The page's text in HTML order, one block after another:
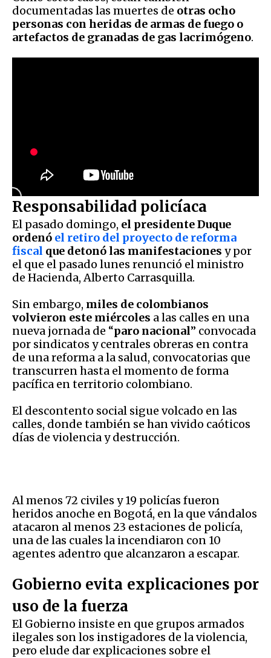
documentadas las muertes de otras ocho
personas con heridas de armas de fuego o
artefactos de granadas de gas lacrimógeno.
Responsabilidad policíaca
El pasado domingo, el presidente Duque
ordenó el retiro del proyecto de reforma
fiscal que detonó las manifestaciones y por
el que el pasado lunes renunció el ministro
de Hacienda, Alberto Carrasquilla.
Sin embargo, miles de colombianos
volvieron este miércoles a las calles en una
nueva jornada de “paro nacional” convocada
por sindicatos y centrales obreras en contra
de una reforma a la salud, convocatorias que
transcurren hasta el momento de forma
pacífica en territorio colombiano.
El descontento social sigue volcado en las
calles, donde también se han vivido caóticos
días de violencia y destrucción.
Al menos 72 civiles y 19 policías fueron
heridos anoche en Bogotá, en la que vándalos
atacaron al menos 23 estaciones de policía,
una de las cuales la incendiaron con 10
agentes adentro que alcanzaron a escapar.
Gobierno evita explicaciones por
uso de la fuerza
El Gobierno insiste en que grupos armados
ilegales son los instigadores de la violencia,
pero elude dar explicaciones sobre el